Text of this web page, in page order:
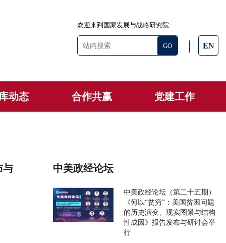
欢迎来到国家发展与战略研究院
EN
动态 合作共赢 党建工作
与 中美政经论坛
中美政经论坛（第二十五期）
《何以“贫穷”：美国贫困问题
的历史演变、现实图景与结构
性成因》报告发布与研讨会举
行